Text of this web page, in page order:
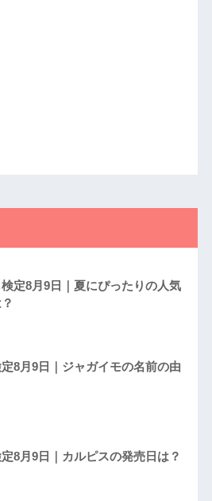
定8月9日｜夏にぴったりの人気
8月9日｜ジャガイモの名前の由
8月9日｜カルピスの発売日は？